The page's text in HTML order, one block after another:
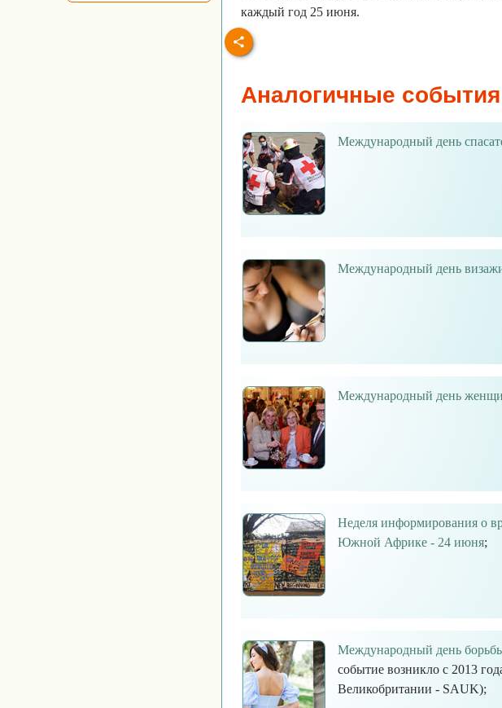
каждый год 25 июня.
Аналогичные события
Международный день
Международный день
Международный день
Неделя информирования о
Южной Африке - 24 июня;
Международный день
событие возникло с 2013
Великобритании - SAUK);